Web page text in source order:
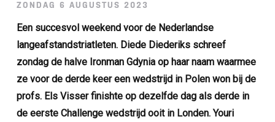
ZONDAG 6 AUGUSTUS 2023
Een succesvol weekend voor de Nederlandse
langeafstandstriatleten. Diede Diederiks schreef
zondag de halve Ironman Gdynia op haar naam waarmee
ze voor de derde keer een wedstrijd in Polen won bij de
profs. Els Visser finishte op dezelfde dag als derde in
de eerste Challenge wedstrijd ooit in Londen. Youri